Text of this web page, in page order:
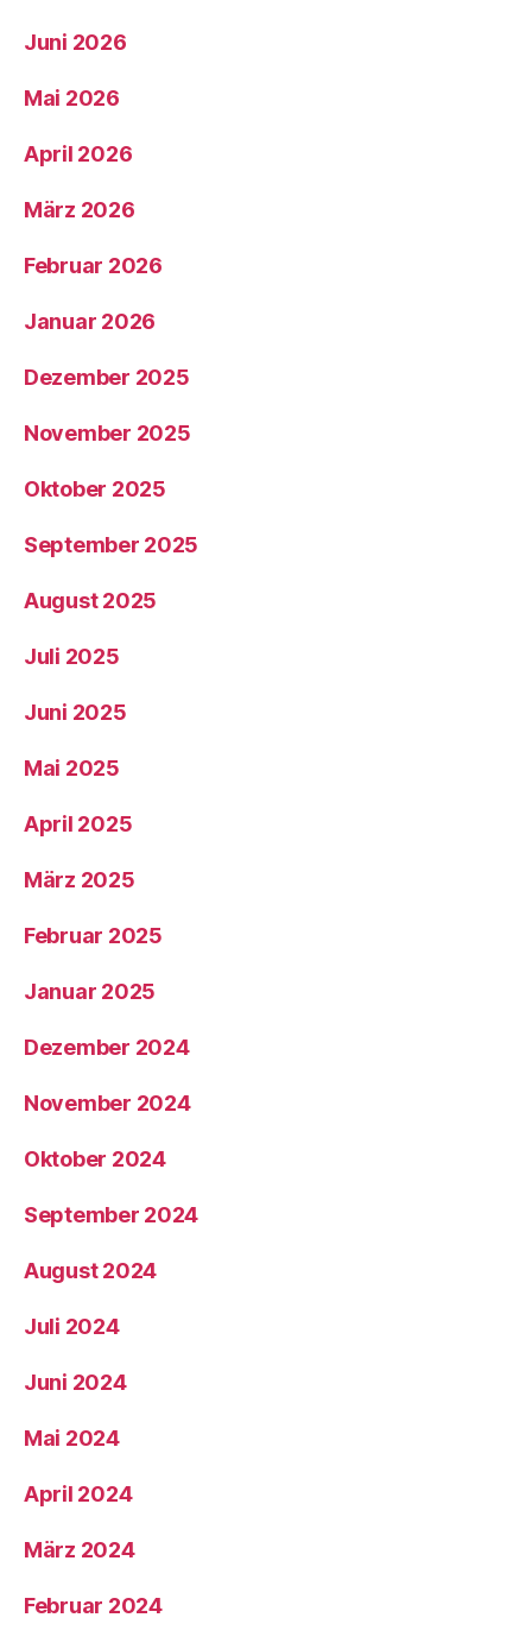
Juni 2026
Mai 2026
April 2026
März 2026
Februar 2026
Januar 2026
Dezember 2025
November 2025
Oktober 2025
September 2025
August 2025
Juli 2025
Juni 2025
Mai 2025
April 2025
März 2025
Februar 2025
Januar 2025
Dezember 2024
November 2024
Oktober 2024
September 2024
August 2024
Juli 2024
Juni 2024
Mai 2024
April 2024
März 2024
Februar 2024